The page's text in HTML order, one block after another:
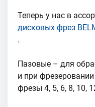
Теперь у нас в
дисковых фрез
.
Пазовые – для
и при
фрезы 4, 5, 6, 8, 10,